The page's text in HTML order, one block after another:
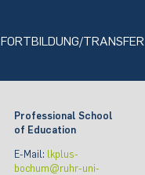
FORTBILDUNG/TRANSFER
Professional School
of Education
E-Mail: lkplus-
bochum@ruhr-uni-